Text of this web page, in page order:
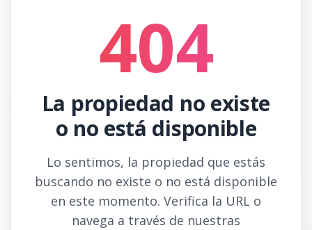
404
La propiedad no existe
o no está disponible
Lo sentimos, la propiedad que estás
buscando no existe o no está disponible
en este momento. Verifica la URL o
navega a través de nuestras